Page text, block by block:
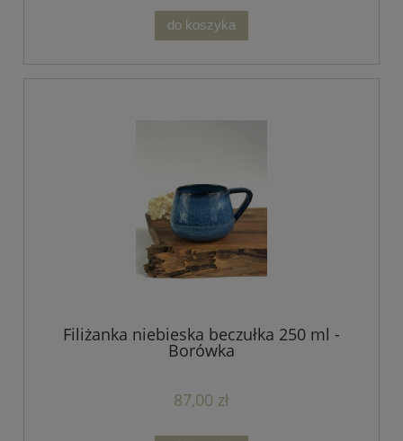
do koszyka
Filiżanka niebieska beczułka 250 ml -
Borówka
87,00 zł